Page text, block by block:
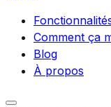
Comment ça
Blog
À propos